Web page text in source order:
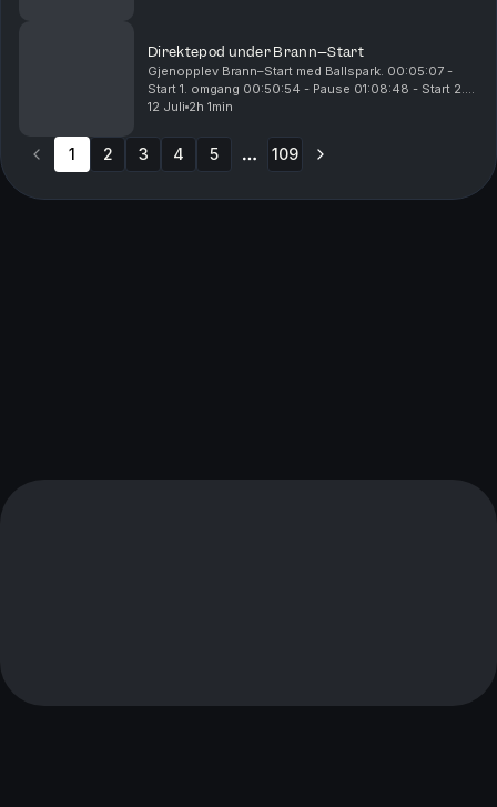
Direktepod under Brann–Start
Gjenopplev Brann–Start med Ballspark. 00:05:07 -
Start 1. omgang 00:50:54 - Pause 01:08:48 - Start 2.
omgang 01:16:04 - 0-1 til Start 01:31:20 - 1-1 til Brann
12 Juli 2h 1min
1 2 3 4 5 109